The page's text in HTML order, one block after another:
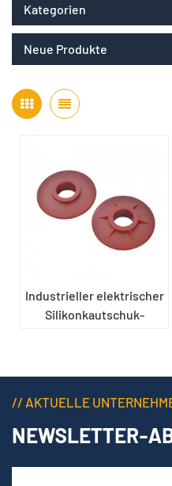
Kategorien
Neue Produkte
Industrieller elektrischer
Silikonkautschuk-
// AKTUELLE
NEWSLETTER-